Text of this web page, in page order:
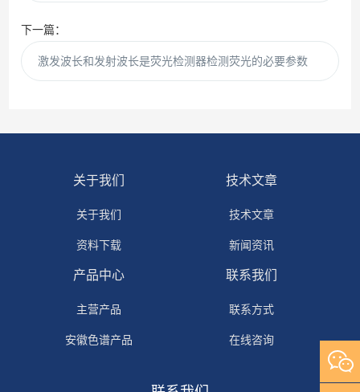
下一篇：
激发波长和发射波长是荧光检测器检测荧光的必要参数
关于我们
关于我们
资料下载
技术文章
技术文章
新闻资讯
产品中心
主营产品
安徽色谱产品
联系我们
联系方式
在线咨询